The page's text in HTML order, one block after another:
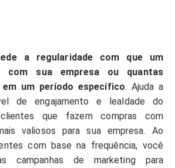
a regularidade com que um
com sua empresa ou quantas
um período específico. Ajuda a
de engajamento e lealdade do
que fazem compras com
valiosos para sua empresa. Ao
com base na frequência, você
campanhas de marketing para